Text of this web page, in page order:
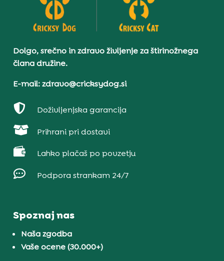
Dolgo, srečno in zdravo življenje za štirinožnega
člana družine.
E-mail: zdravo@cricksydog.si
 Doživljenjska garancija
 Prihrani pri dostavi
 Lahko plačaš po povzetju
 Podpora strankam 24/7
Spoznaj nas
Naša zgodba
Vaše ocene (30.000+)